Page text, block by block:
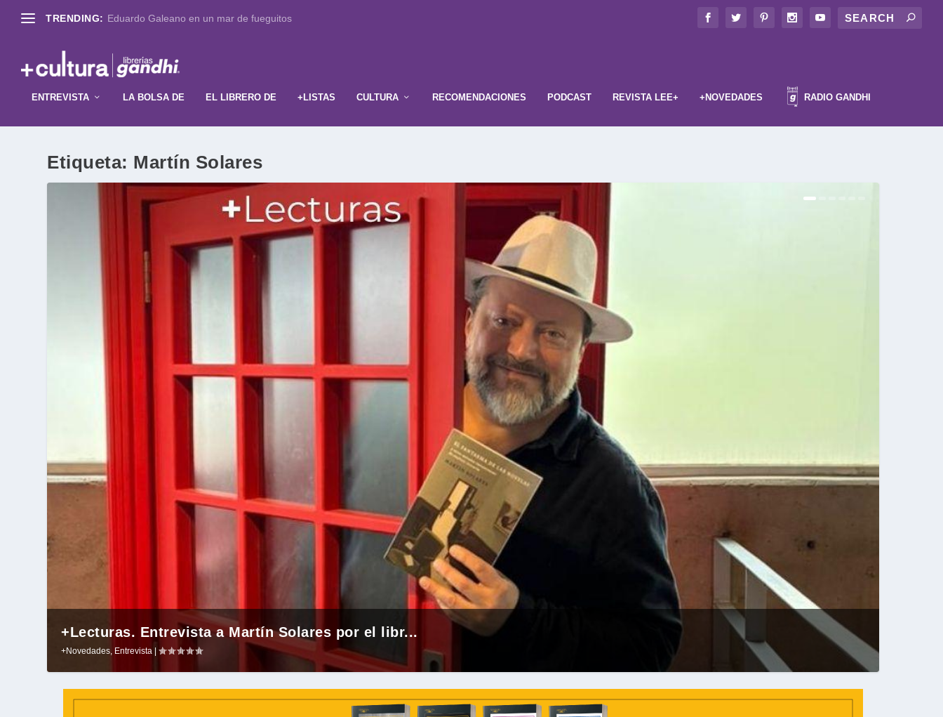
TRENDING: Eduardo Galeano en un mar de fueguitos
ENTREVISTA LA BOLSA DE EL LIBRERO DE +LISTAS CULTURA RECOMENDACIONES PODCAST REVISTA LEE+ +NOVEDADES RADIO GANDHI
Etiqueta: Martín Solares
+Lecturas. Entrevista a Martín Solares por el libr...
+Novedades, Entrevista |